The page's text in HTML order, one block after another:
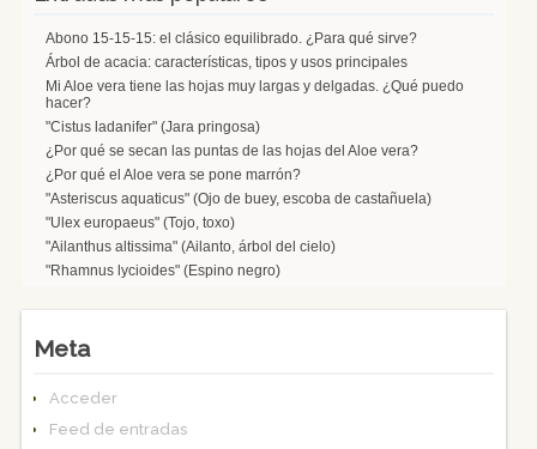
Abono 15-15-15: el clásico equilibrado. ¿Para qué sirve?
Árbol de acacia: características, tipos y usos principales
Mi Aloe vera tiene las hojas muy largas y delgadas. ¿Qué puedo
hacer?
"Cistus ladanifer" (Jara pringosa)
¿Por qué se secan las puntas de las hojas del Aloe vera?
¿Por qué el Aloe vera se pone marrón?
"Asteriscus aquaticus" (Ojo de buey, escoba de castañuela)
"Ulex europaeus" (Tojo, toxo)
"Ailanthus altissima" (Ailanto, árbol del cielo)
"Rhamnus lycioides" (Espino negro)
Meta
Acceder
Feed de entradas